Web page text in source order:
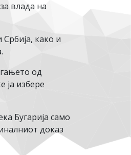
влада на
како и
од
ја избере
Бугарија само
доказ